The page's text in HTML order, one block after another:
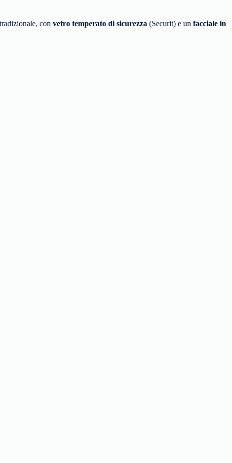
con vetro temperato di sicurezza (Securit) e un facciale in